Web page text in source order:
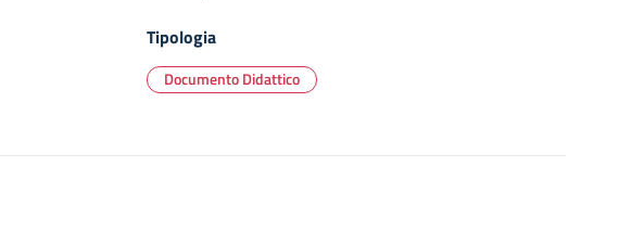
Tipologia
Documento Didattico